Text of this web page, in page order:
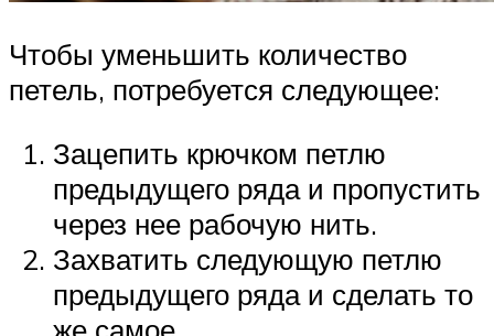
Чтобы уменьшить количество
петель, потребуется следующее:
Зацепить крючком петлю
предыдущего ряда и пропустить
через нее рабочую нить.
Захватить следующую петлю
предыдущего ряда и сделать то